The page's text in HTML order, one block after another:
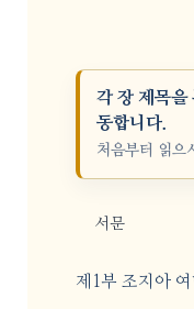
각 장 제목을
동합니다.
처음부터 읽으
서문
제1부 조지아 여